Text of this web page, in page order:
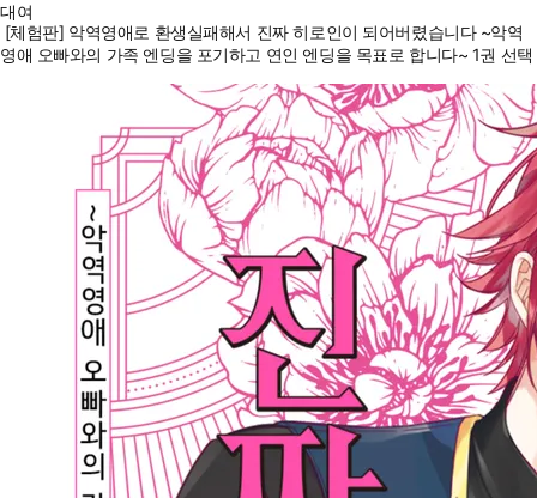
대여
[체험판] 악역영애로 환생실패해서 진짜 히로인이 되어버렸습니다 ~악역
영애 오빠와의 가족 엔딩을 포기하고 연인 엔딩을 목표로 합니다~ 1권 선택